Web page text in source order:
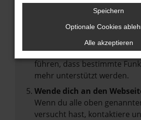
Stelle sicher, dass dein
Betriebssystem auf dem
Veraltete Software birgt
Sicherheitsrisiko, sondern
führen, dass bestimmte
mehr unterstützt werden.
Wende dich an den
Wenn du alle oben
versucht hast, kontaktiere
Speichern
Optionale Cookies
Alle akzeptieren